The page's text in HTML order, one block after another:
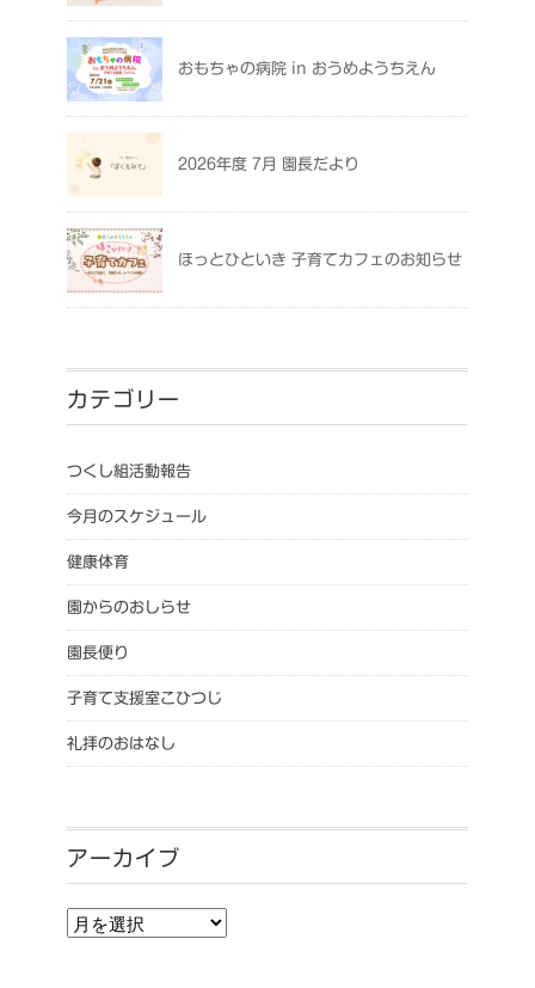
おもちゃの病院 in おうめようちえん
2026年度 7月 園長だより
ほっとひといき 子育てカフェのお知らせ
カテゴリー
つくし組活動報告
今月のスケジュール
健康体育
園からのおしらせ
園長便り
子育て支援室こひつじ
礼拝のおはなし
アーカイブ
アーカイブ